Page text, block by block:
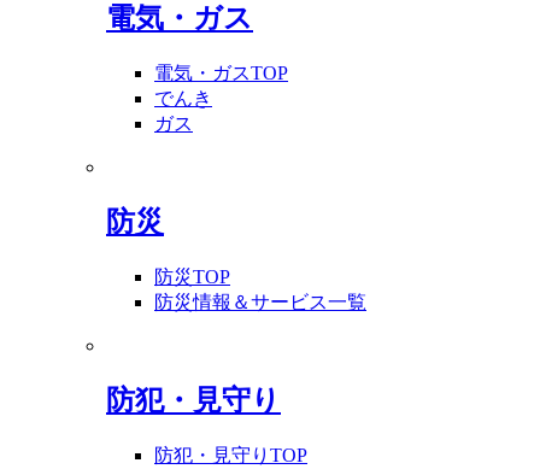
電気・ガス
電気・ガスTOP
でんき
ガス
防災
防災TOP
防災情報＆サービス一覧
防犯・見守り
防犯・見守りTOP